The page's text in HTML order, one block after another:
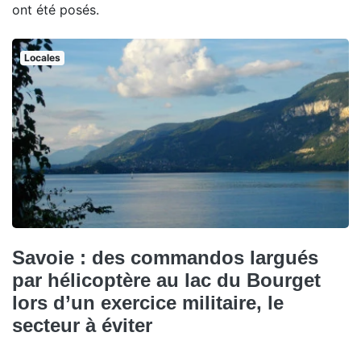
ont été posés.
Locales
Savoie : des commandos largués
par hélicoptère au lac du Bourget
lors d’un exercice militaire, le
secteur à éviter